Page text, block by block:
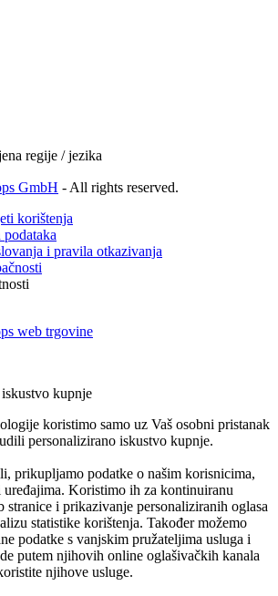
regije / jezika
GmbH - All rights reserved.
korištenja
podataka
i pravila otkazivanja
web trgovine
kupnje
koristimo samo uz Vaš osobni pristanak
personalizirano iskustvo kupnje.
prikupljamo podatke o našim korisnicima,
Koristimo ih za kontinuiranu
stranice i prikazivanje personaliziranih oglasa
statistike korištenja. Također možemo
podatke s vanjskim pružateljima usluga i
putem njihovih online oglašivačkih kanala
njihove usluge.